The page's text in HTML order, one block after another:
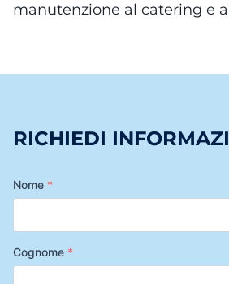
manutenzione al catering e
RICHIEDI
Nome *
Cognome *